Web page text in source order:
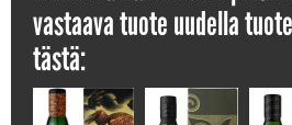
vastaava tuote uudella
tästä: